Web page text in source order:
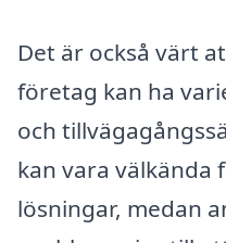
Det är också värt
företag kan ha
och
kan vara välkända
lösningar, medan